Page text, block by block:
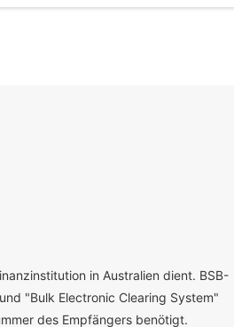
in Australien dient. BSB-
"Bulk Electronic Clearing System"
des Empfängers benötigt.